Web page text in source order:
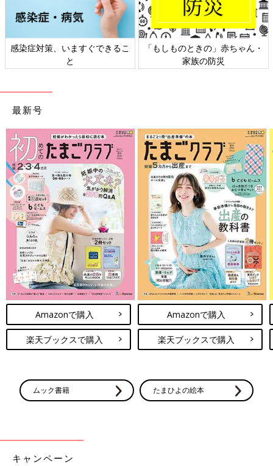
珠里さんは「ディズニー キディア キルトパジャマ」を2着購入。
きょうだいでお揃いのパジャマにしてみたんだそう。おもちゃに
なったディズニーキャラクターが集合しているにぎやかなデザイ
ンで、見るだけでワクワクしちゃうパジャマですよね。とっても
楽しそうです♪
冬アイテムが展開されてきました。大人気のレ
ギンスからは新作のコーデュロイ素材、パジャ
マでもインナーでも使える長袖肌着など、どれ
も注目です！今回はそんな、おすすめの万能ア
イテムをご紹介します。
ユニクロのパジャマは可愛らしいデザインが多く、あれもこれも
と欲しくなるものばかりでしたね。ママだけでなく、お子さん自
身もパジャマを気に入ってくれることもあり、お風呂あとはスム
ーズに着てくれるなんてことも♪ 気になるアイテムがあれば、ぜ
ひともチェックしてみてくださいね。
(文・水川ちさ)
●記事内容でご紹介している投稿、リンク先は、削除される場合
があります。あらかじめご了承ください。
●記事の内容は記載当時の情報であり、現在と異なる場合があり
ます。
●記事内の価格はすべて税込み、2022年10月時点のものです。
感染症対策、いますぐできるこ
と
「もしものときの」赤ちゃん・
家族の防災
最新号
Amazonで購入
楽天ブックスで購入
Amazonで購入
楽天ブックスで購入
ムック書籍 たまひよの絵本
キャンペーン